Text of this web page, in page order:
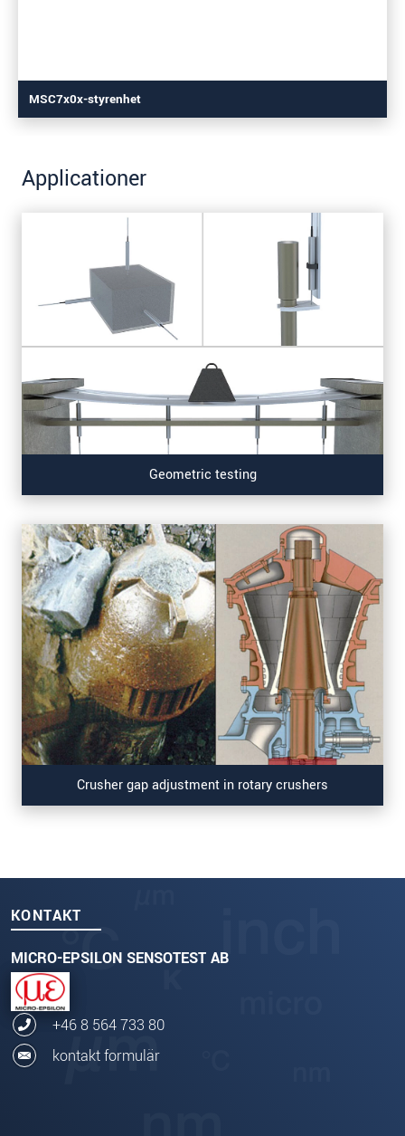
MSC7x0x-styrenhet
Applicationer
Geometric testing
Crusher gap adjustment in rotary crushers
KONTAKT
MICRO-EPSILON SENSOTEST AB
+46 8 564 733 80
kontakt formulär